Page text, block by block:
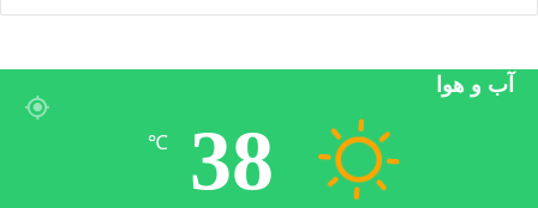
پیشنهاد شده است. گوگل در کنفرانس I/O امسال از تکنولوژی VPS
تانگو (Tango) استفاده خواهد شد.
آب و هوا
38
℃